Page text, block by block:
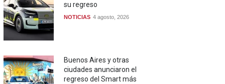
su regreso
NOTICIAS 4 agosto, 2026
Buenos Aires y otras
ciudades anunciaron el
regreso del Smart más